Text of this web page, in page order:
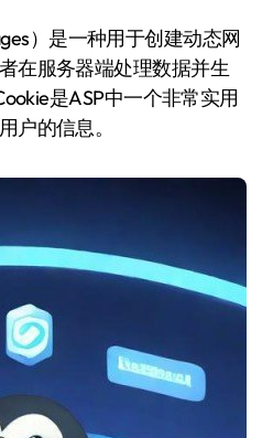
在服务器端处理数据并生
是ASP中一个非常实用
户的信息。